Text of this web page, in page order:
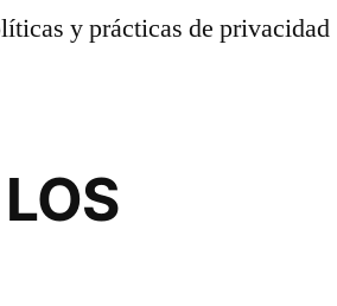
y prácticas de privacidad